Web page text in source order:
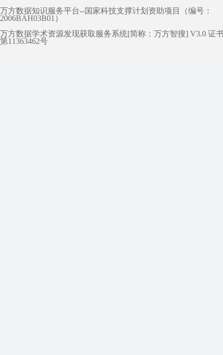
万方数据知识服务平台--国家科技支撑计划资助项目（编号：
2006BAH03B01）
万方数据学术资源发现获取服务系统[简称：万方智搜] V3.0 证
第11363462号